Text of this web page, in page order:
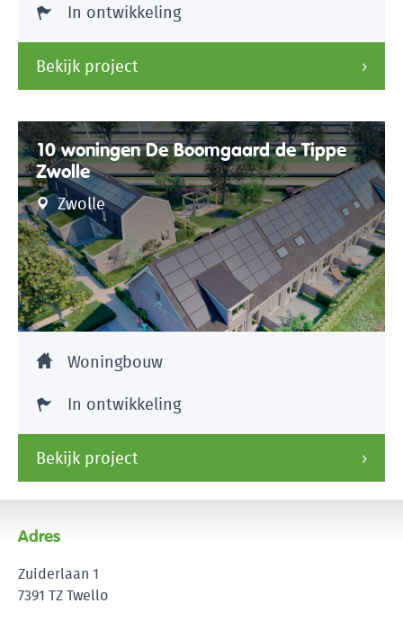
In ontwikkeling
Bekijk project
10 woningen De Boomgaard de Tippe
Zwolle
Zwolle
Woningbouw
In ontwikkeling
Bekijk project
Adres
Zuiderlaan 1
7391 TZ Twello